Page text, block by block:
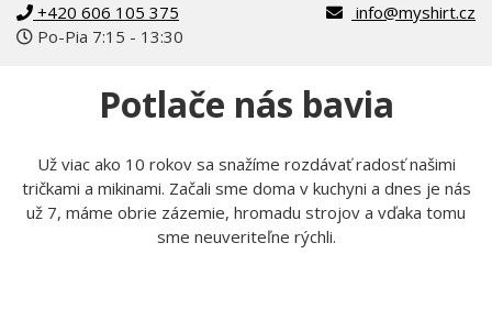
+420 606 105 375
Po-Pia 7:15 - 13:30
info@myshirt.cz
Potlače nás bavia
Už viac ako 10 rokov sa snažíme rozdávať radosť našimi
tričkami a mikinami. Začali sme doma v kuchyni a dnes je nás
už 7, máme obrie zázemie, hromadu strojov a vďaka tomu
sme neuveriteľne rýchli.